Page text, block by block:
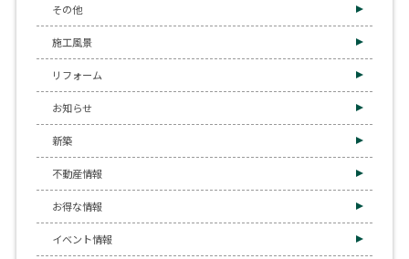
その他
施工風景
リフォーム
お知らせ
新築
不動産情報
お得な情報
イベント情報